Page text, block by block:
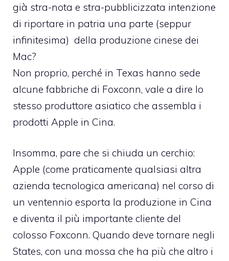
già stra-nota e stra-pubblicizzata intenzione
di riportare in patria una parte (seppur
infinitesima) della produzione cinese dei
Mac?
Non proprio, perché in Texas hanno sede
alcune fabbriche di Foxconn, vale a dire lo
stesso produttore asiatico che assembla i
prodotti Apple in Cina.
Insomma, pare che si chiuda un cerchio:
Apple (come praticamente qualsiasi altra
azienda tecnologica americana) nel corso di
un ventennio esporta la produzione in Cina
e diventa il più importante cliente del
colosso Foxconn. Quando deve tornare negli
States, con una mossa che ha più che altro i